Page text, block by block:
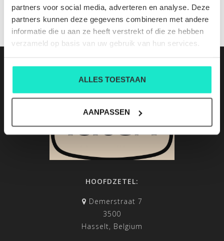
partners voor social media, adverteren en analyse. Deze
partners kunnen deze gegevens combineren met andere
informatie die u aan ze heeft verstrekt of die ze hebben
verzameld op basis van uw gebruik van hun services.
ALLES TOESTAAN
AANPASSEN
JE BEOORDELING TOEVOEGEN
HOOFDZETEL:
Demerstraat 7
3500
Hasselt, Belgium